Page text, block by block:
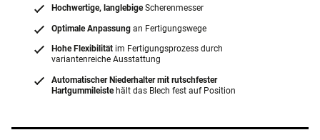
Hochwertige, langlebigeScherenmesser
Optimale Anpassung an Fertigungswege
Hohe Flexibilität im Fertigungsprozess durch
variantenreiche Ausstattung
Automatischer Niederhalter mit rutschfester
Hartgummileistehält das Blech fest auf Position